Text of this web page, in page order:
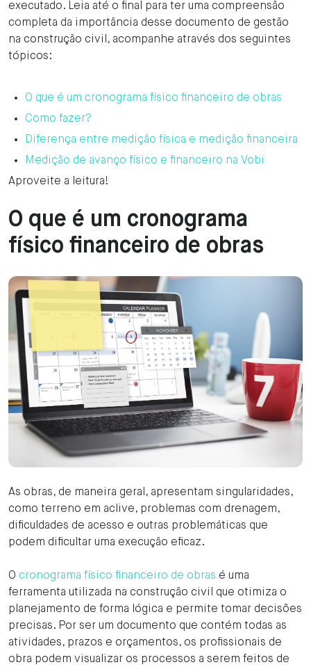
executado. Leia até o final para ter uma compreensão
completa da importância desse documento de gestão
na construção civil, acompanhe através dos seguintes
tópicos:
O que é um cronograma físico financeiro de obras
Como fazer?
Diferença entre medição física e medição financeira
Medição de avanço físico e financeiro na Vobi
Aproveite a leitura!
O que é um cronograma
físico financeiro de obras
As obras, de maneira geral, apresentam singularidades,
como terreno em aclive, problemas com drenagem,
dificuldades de acesso e outras problemáticas que
podem dificultar uma execução eficaz.
O cronograma físico financeiro de obras é uma
ferramenta utilizada na construção civil que otimiza o
planejamento de forma lógica e permite tomar decisões
precisas. Por ser um documento que contém todas as
atividades, prazos e orçamentos, os profissionais de
obra podem visualizar os processos a serem feitos de